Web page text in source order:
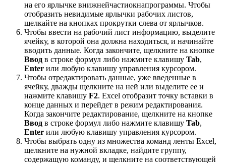
на его ярлычке внижнейчастиокнапрограммы. Чтобы
отобразить невидимые ярлычки рабочих листов,
щелкайте на кнопках прокрутки слева от ярлычков.
Чтобы ввести на рабочий лист информацию, выделите
ячейку, в которой она должна находиться, и начинайте
вводить данные. Когда закончите, щелкните на кнопке
Ввод в строке формул либо нажмите клавишу Tab,
Enter или любую клавишу управления курсором.
Чтобы отредактировать данные, уже введенные в
ячейку, дважды щелкните на ней или выделите ее и
нажмите клавишу F2. Excel отобразит точку вставки в
конце данных и перейдет в режим редактирования.
Когда закончите редактирование, щелкните на кнопке
Ввод в строке формул либо нажмите клавишу Tab,
Enter или любую клавишу управления курсором.
Чтобы выбрать одну из множества команд ленты Excel,
щелкните на нужной вкладке, найдите группу,
содержащую команду, и щелкните на соответствующей